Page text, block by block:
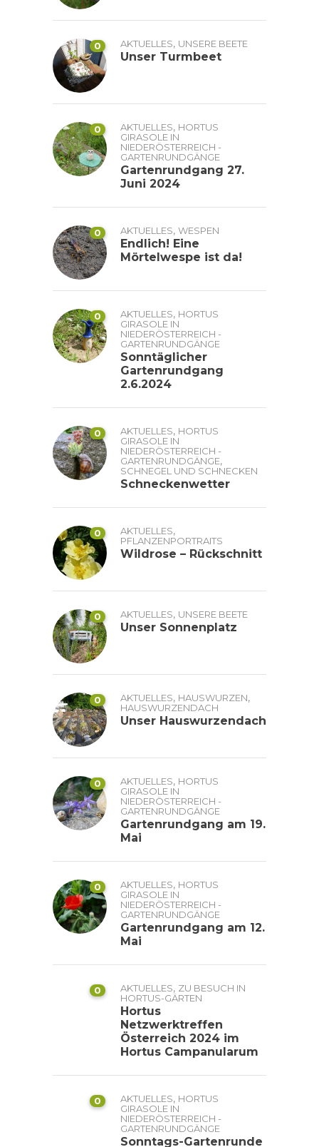
0 AKTUELLES, UNSERE BEETE
Unser Turmbeet
0 AKTUELLES, HORTUS
GIRASOLE IN
NIEDERÖSTERREICH -
GARTENRUNDGÄNGE
Gartenrundgang 27.
Juni 2024
0 AKTUELLES, WESPEN
Endlich! Eine
Mörtelwespe ist da!
0 AKTUELLES, HORTUS
GIRASOLE IN
NIEDERÖSTERREICH -
GARTENRUNDGÄNGE
Sonntäglicher
Gartenrundgang
2.6.2024
0 AKTUELLES, HORTUS
GIRASOLE IN
NIEDERÖSTERREICH -
GARTENRUNDGÄNGE,
SCHNEGEL UND SCHNECKEN
Schneckenwetter
0 AKTUELLES,
PFLANZENPORTRAITS
Wildrose – Rückschnitt
0 AKTUELLES, UNSERE BEETE
Unser Sonnenplatz
0 AKTUELLES, HAUSWURZEN,
HAUSWURZENDACH
Unser Hauswurzendach
0 AKTUELLES, HORTUS
GIRASOLE IN
NIEDERÖSTERREICH -
GARTENRUNDGÄNGE
Gartenrundgang am 19.
Mai
0 AKTUELLES, HORTUS
GIRASOLE IN
NIEDERÖSTERREICH -
GARTENRUNDGÄNGE
Gartenrundgang am 12.
Mai
0 AKTUELLES, ZU BESUCH IN
HORTUS-GÄRTEN
Hortus
Netzwerktreffen
Österreich 2024 im
Hortus Campanularum
0 AKTUELLES, HORTUS
GIRASOLE IN
NIEDERÖSTERREICH -
GARTENRUNDGÄNGE
Sonntags-Gartenrunde